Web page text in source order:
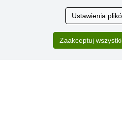
klientów
Ustawienia
Zaakceptuj